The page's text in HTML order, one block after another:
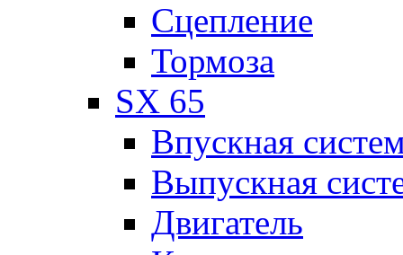
Сцепление
Тормоза
SX 65
Впускная
Выпускная
Двигатель